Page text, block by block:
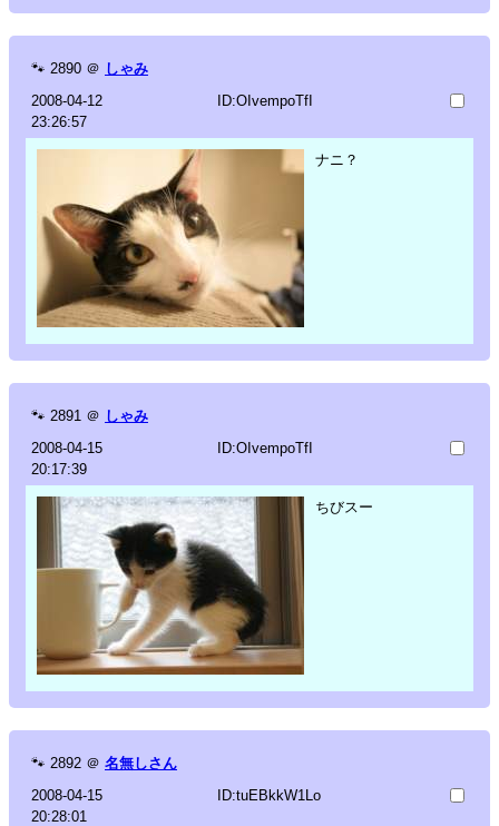
🐾 2890 ＠ しゃみ
2008-04-12
23:26:57
ID:OIvempoTfI
ナニ？
🐾 2891 ＠ しゃみ
2008-04-15
20:17:39
ID:OIvempoTfI
ちびスー
🐾 2892 ＠ 名無しさん
2008-04-15
20:28:01
ID:tuEBkkW1Lo